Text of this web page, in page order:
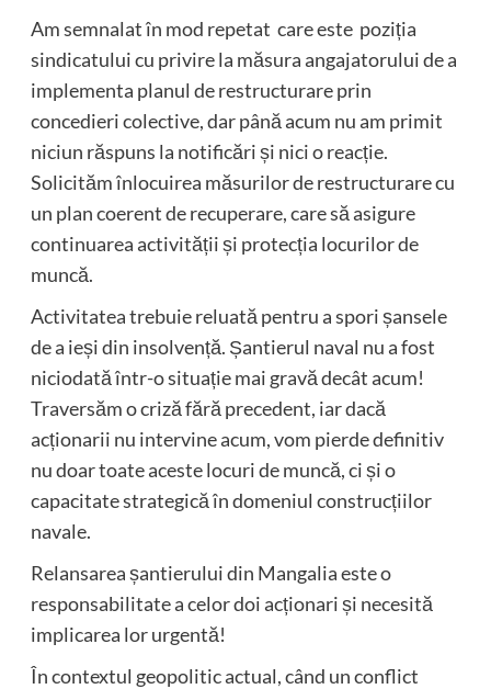
Am semnalat în mod repetat care este poziția
sindicatului cu privire la măsura angajatorului de a
implementa planul de restructurare prin
concedieri colective, dar până acum nu am primit
niciun răspuns la notificări și nici o reacție.
Solicităm înlocuirea măsurilor de restructurare cu
un plan coerent de recuperare, care să asigure
continuarea activității și protecția locurilor de
muncă.
Activitatea trebuie reluată pentru a spori șansele
de a ieși din insolvență. Șantierul naval nu a fost
niciodată într-o situație mai gravă decât acum!
Traversăm o criză fără precedent, iar dacă
acționarii nu intervine acum, vom pierde definitiv
nu doar toate aceste locuri de muncă, ci și o
capacitate strategică în domeniul construcțiilor
navale.
Relansarea șantierului din Mangalia este o
responsabilitate a celor doi acționari și necesită
implicarea lor urgentă!
În contextul geopolitic actual, când un conflict